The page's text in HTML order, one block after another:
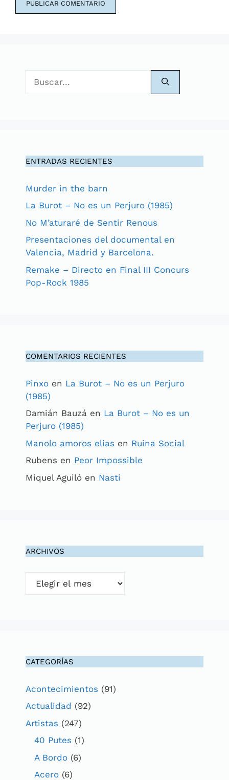
ENTRADAS RECIENTES
Murder in the barn
La Burot – No es un Perjuro (1985)
No M’aturaré de Sentir Renous
Presentaciones del documental en
Valencia, Madrid y Barcelona.
Remake – Directo en Final III Concurs
Pop-Rock 1985
COMENTARIOS RECIENTES
Pinxo en La Burot – No es un Perjuro
(1985)
Damián Bauzá en La Burot – No es un
Perjuro (1985)
Manolo amoros elias en Ruina Social
Rubens en Peor Impossible
Miquel Aguiló en Nasti
ARCHIVOS
Archivos
CATEGORÍAS
Acontecimientos (91)
Actualidad (92)
Artistas (247)
40 Putes (1)
A Bordo (6)
Acero (6)